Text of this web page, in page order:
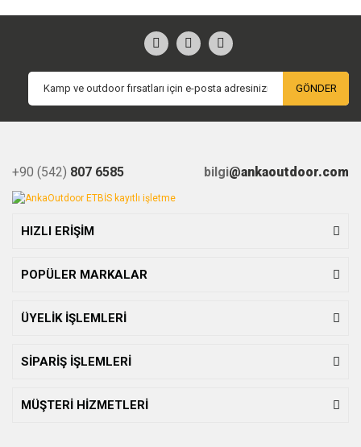
GÖNDER
+90 (542) 807 6585 bilgi@ankaoutdoor.com
HIZLI ERİŞİM
POPÜLER MARKALAR
ÜYELİK İŞLEMLERİ
SİPARİŞ İŞLEMLERİ
MÜŞTERİ HİZMETLERİ